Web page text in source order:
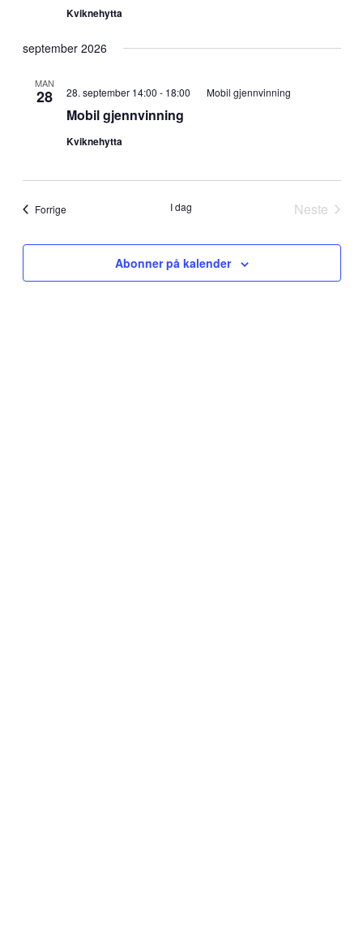
Kviknehytta
september 2026
MAN
28
Mobil gjennvinning
28. september 14:00 - 18:00 Mobil gjennvinning
Kviknehytta
ForrigeArrangementer I dag
Neste
Abonner på kalender